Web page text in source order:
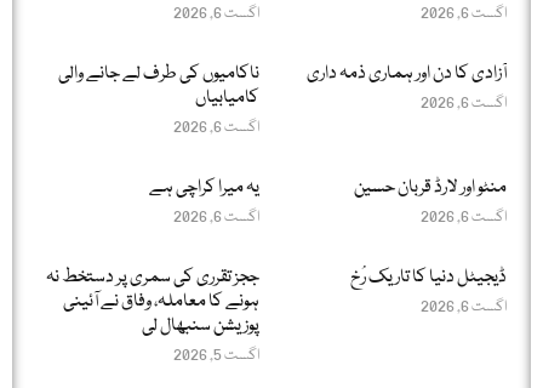
اگست 6, 2026 اگست 6, 2026
آزادی کا دن اور ہماری ذمہ داری
اگست 6, 2026
ناکامیوں کی طرف لے جانے والی
کامیابیاں
اگست 6, 2026
منٹو اور لارڈ قربان حسین
اگست 6, 2026
یہ میرا کراچی ہے
اگست 6, 2026
ڈیجیٹل دنیا کا تاریک رُخ
اگست 6, 2026
ججز تقرری کی سمری پر دستخط نہ
ہونے کا معاملہ، وفاق نے آئینی
پوزیشن سنبھال لی
اگست 5, 2026